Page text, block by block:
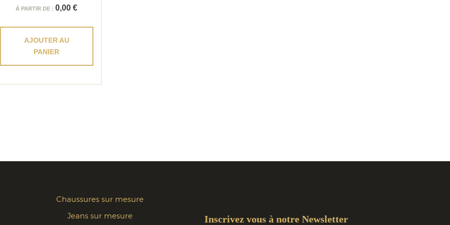
À PARTIR DE :0,00€
AJOUTER AU
PANIER
Chaussures sur mesure
Jeans sur mesure
Inscrivez vous à notre Newsletter